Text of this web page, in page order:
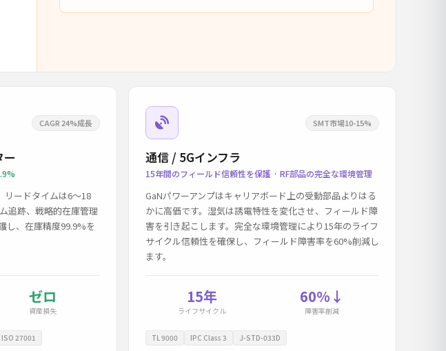
CAGR 24%成長
リードタイムは6〜18
追跡、戦略的在庫管理
し、在庫精度99.9%を
ゼロ
資産損失
ISO 27001
SMT市場10-15%
通信 / 5Gインフラ
15年間のフィールド信頼性を保護 · RF部品の完全な環境管理
GaNパワーアンプはキャリアボード上の受動部品よりはる
かに高価です。湿気は誘電特性を変化させ、フィールド障
害を引き起こします。完全な環境管理により15年のライフ
サイクル信頼性を確保し、フィールド障害率を60%削減し
ます。
15年
ライフサイクル
60%↓
障害率削減
TL 9000 IPC Class 3 J-STD-033D